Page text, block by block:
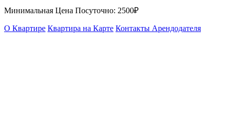
Минимальная Цена Посуточно: 2500₽
О Квартире Квартира на Карте Контакты Арендодателя